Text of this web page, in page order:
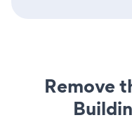
Remove